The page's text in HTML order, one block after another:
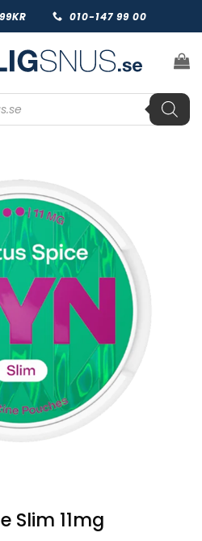
399KR 010-147 99 00
Slim 11mg